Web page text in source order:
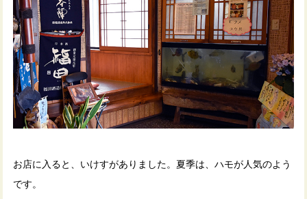
お店に入ると、いけすがありました。夏季は、ハモが人気のよう
です。